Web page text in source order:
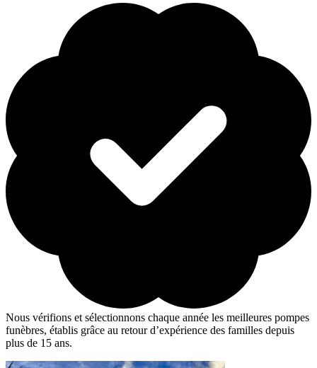
Nous vérifions et sélectionnons chaque année les meilleures pompes
funèbres, établis grâce au retour d’expérience des familles depuis
plus de 15 ans.